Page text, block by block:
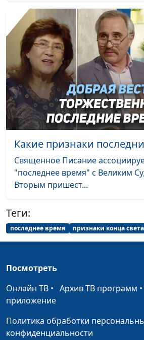
встречи изменить
нельзя
историк,
Александр
филолог,
Кому нужна книга
Левит?
Олег
историк,
Александр
Главная тема
проповедей Христа
— Царство
Валерий
Эдуард
Рождество: бегство
в Египет
Эдуард
историк,
праздновать
Рождество?
историк,
Рождество: семья
Иисуса Христа
Эдуард
Какие признаки
Священное Писание
"последнее время" с Великим
Вторым пришест...
Теги:
последнее время признаки конца света
Посмотреть
Онлайн ТВ • Архив ТВ программ •
приложение
Политика обработки
конфиденциальности